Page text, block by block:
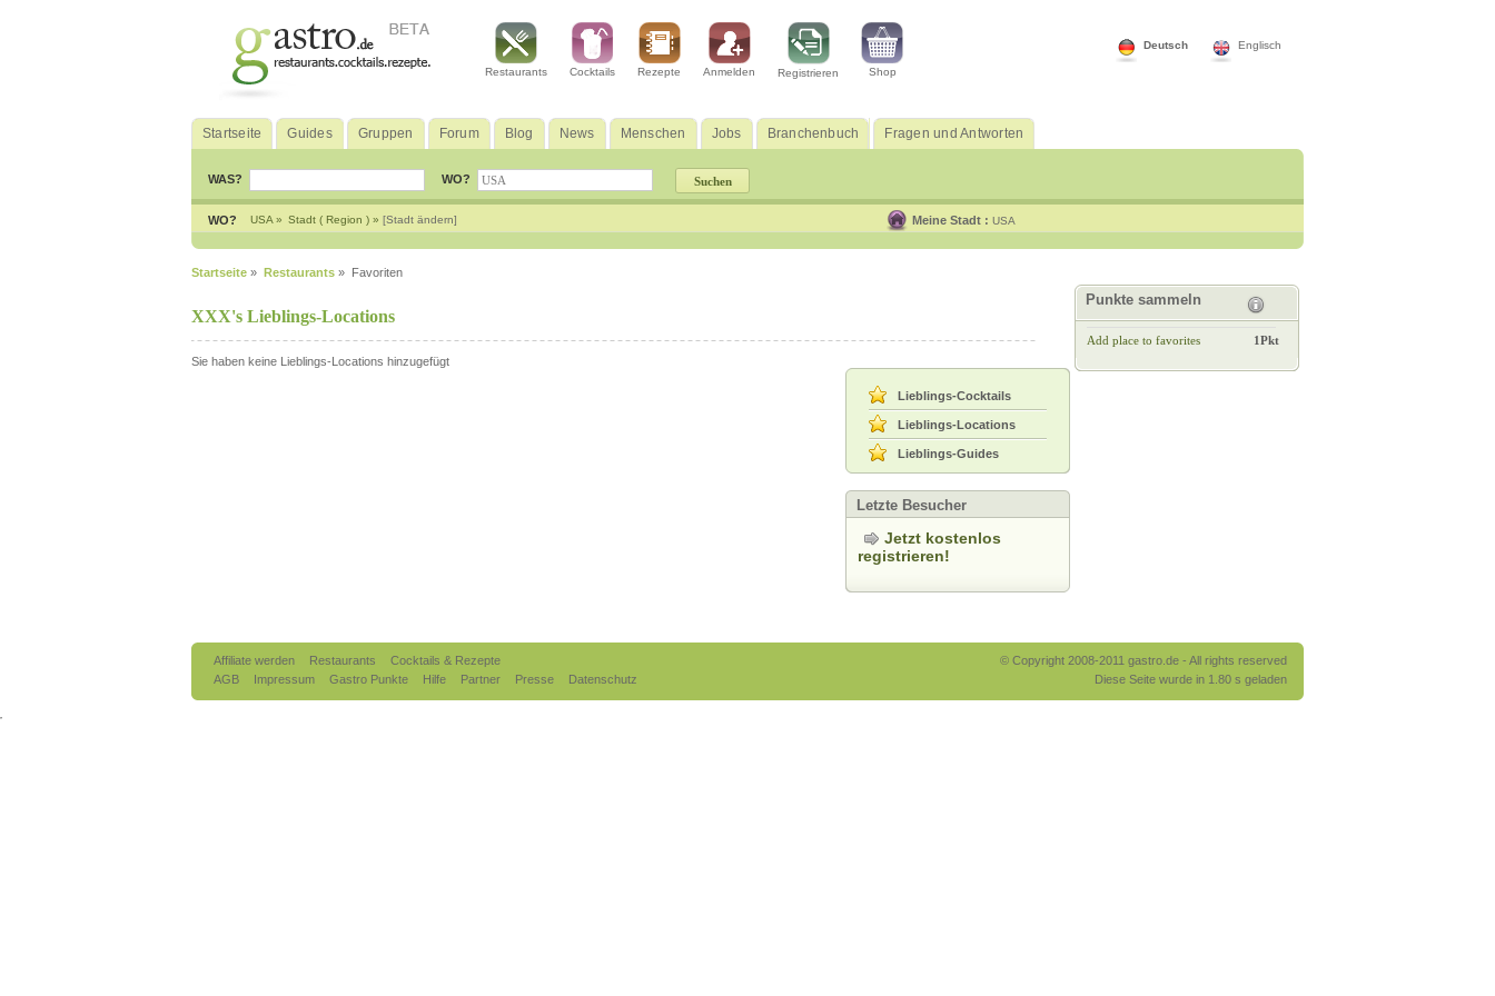
Englisch
Deutsch
Restaurants Cocktails Rezepte Anmelden Registrieren Shop
Startseite Guides Gruppen Forum Blog News Menschen Jobs Branchenbuch Fragen und Antworten
WAS? WO?
WO? USA » Stadt ( Region ) » [Stadt ändern] Meine Stadt : USA
Startseite » Restaurants » Favoriten
XXX's Lieblings-Locations
Sie haben keine Lieblings-Locations hinzugefügt
Punkte sammeln
Add place to favorites 1Pkt
Lieblings-Cocktails
Lieblings-Locations
Lieblings-Guides
Letzte Besucher
Jetzt kostenlos
registrieren!
© Copyright 2008-2011 gastro.de - All rights reserved
Diese Seite wurde in 1.80 s geladen
Affiliate werden Restaurants
Cocktails & Rezepte
AGB
Impressum Gastro Punkte Hilfe Partner Presse Datenschutz